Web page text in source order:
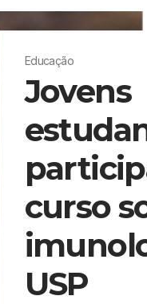
Educação
Jovens
curso
USP